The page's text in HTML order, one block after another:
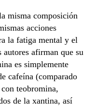
misma composición
acciones
la fatiga mental y el
afirman que su
es simplemente
cafeína (comparado
teobromina,
de la xantina, así